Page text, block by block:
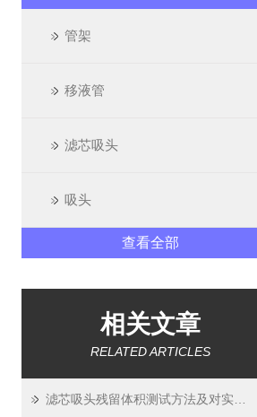
管架
移液管
滤芯吸头
吸头
查看全部
相关文章
RELATED ARTICLES